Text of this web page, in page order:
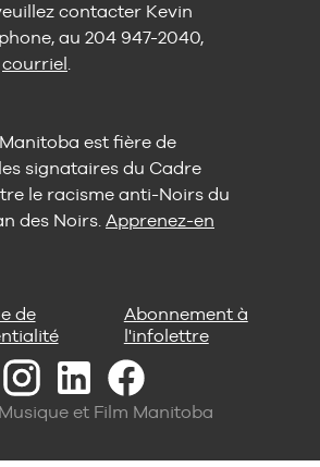
contacter Kevin
au 204 947-2040,
courriel.
est fière de
signataires du Cadre
le racisme anti-Noirs du
des Noirs. Apprenez-en
de
Abonnement à
l'infolettre
et Film Manitoba